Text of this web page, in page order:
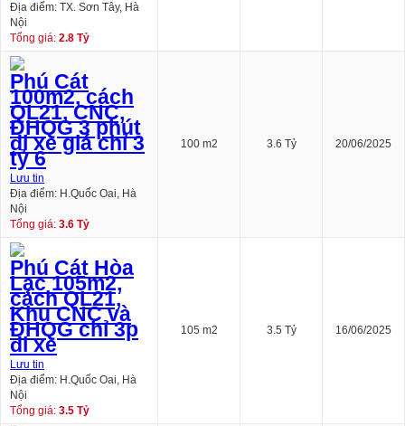
Địa điểm: TX. Sơn Tây, Hà
Nội
Tổng giá: 2.8 Tỷ
Phú Cát
100m2, cách
QL21, CNC,
ĐHQG 3 phút
đi xe giá chỉ 3
tỷ 6
Lưu tin
Địa điểm: H.Quốc Oai, Hà
Nội
Tổng giá: 3.6 Tỷ
100 m2 3.6 Tỷ 20/06/2025
Phú Cát Hòa
Lạc 105m2,
cách QL21,
Khu CNC và
ĐHQG chỉ 3p
đi xe
Lưu tin
Địa điểm: H.Quốc Oai, Hà
Nội
Tổng giá: 3.5 Tỷ
105 m2 3.5 Tỷ 16/06/2025